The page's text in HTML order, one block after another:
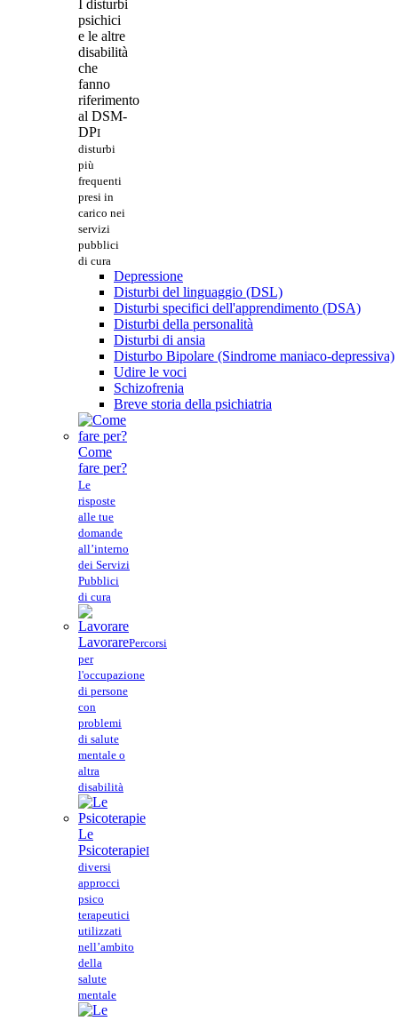
I disturbi
psichici
e le altre
disabilità
che
fanno
riferimento
al DSM-
DPI
disturbi
più
frequenti
presi in
carico nei
servizi
pubblici
di cura
Depressione
Disturbi del linguaggio (DSL)
Disturbi specifici dell'apprendimento (DSA)
Disturbi della personalità
Disturbi di ansia
Disturbo Bipolare (Sindrome maniaco-depressiva)
Udire le voci
Schizofrenia
Breve storia della psichiatria
Come
fare per?
Le
risposte
alle tue
domande
all’interno
dei Servizi
Pubblici
di cura
LavorarePercorsi
per
l'occupazione
di persone
con
problemi
di salute
mentale o
altra
disabilità
Le
PsicoterapieI
diversi
approcci
psico
terapeutici
utilizzati
nell’ambito
della
salute
mentale